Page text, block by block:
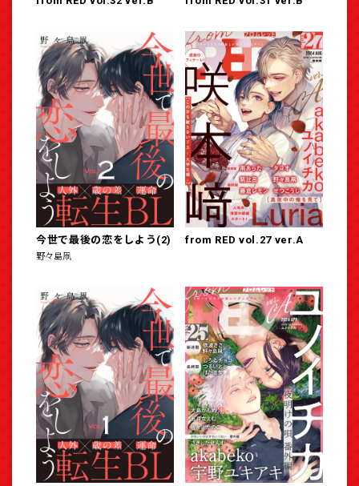
今世で最後の恋をしよう(2)
野々島凧
from RED vol.27 ver.A